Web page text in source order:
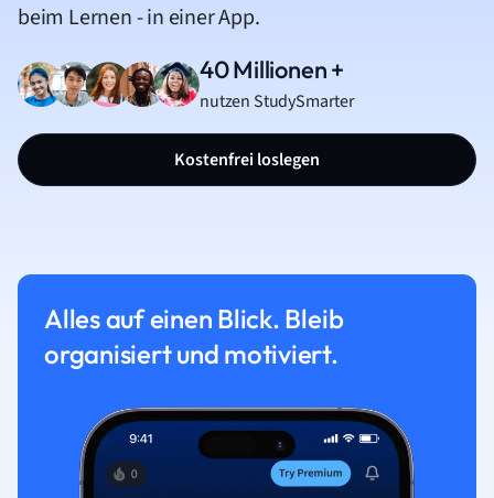
beim Lernen - in einer App.
40 Millionen +
nutzen StudySmarter
Kostenfrei loslegen
Alles auf einen Blick. Bleib
organisiert und motiviert.